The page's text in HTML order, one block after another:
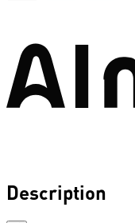
Description